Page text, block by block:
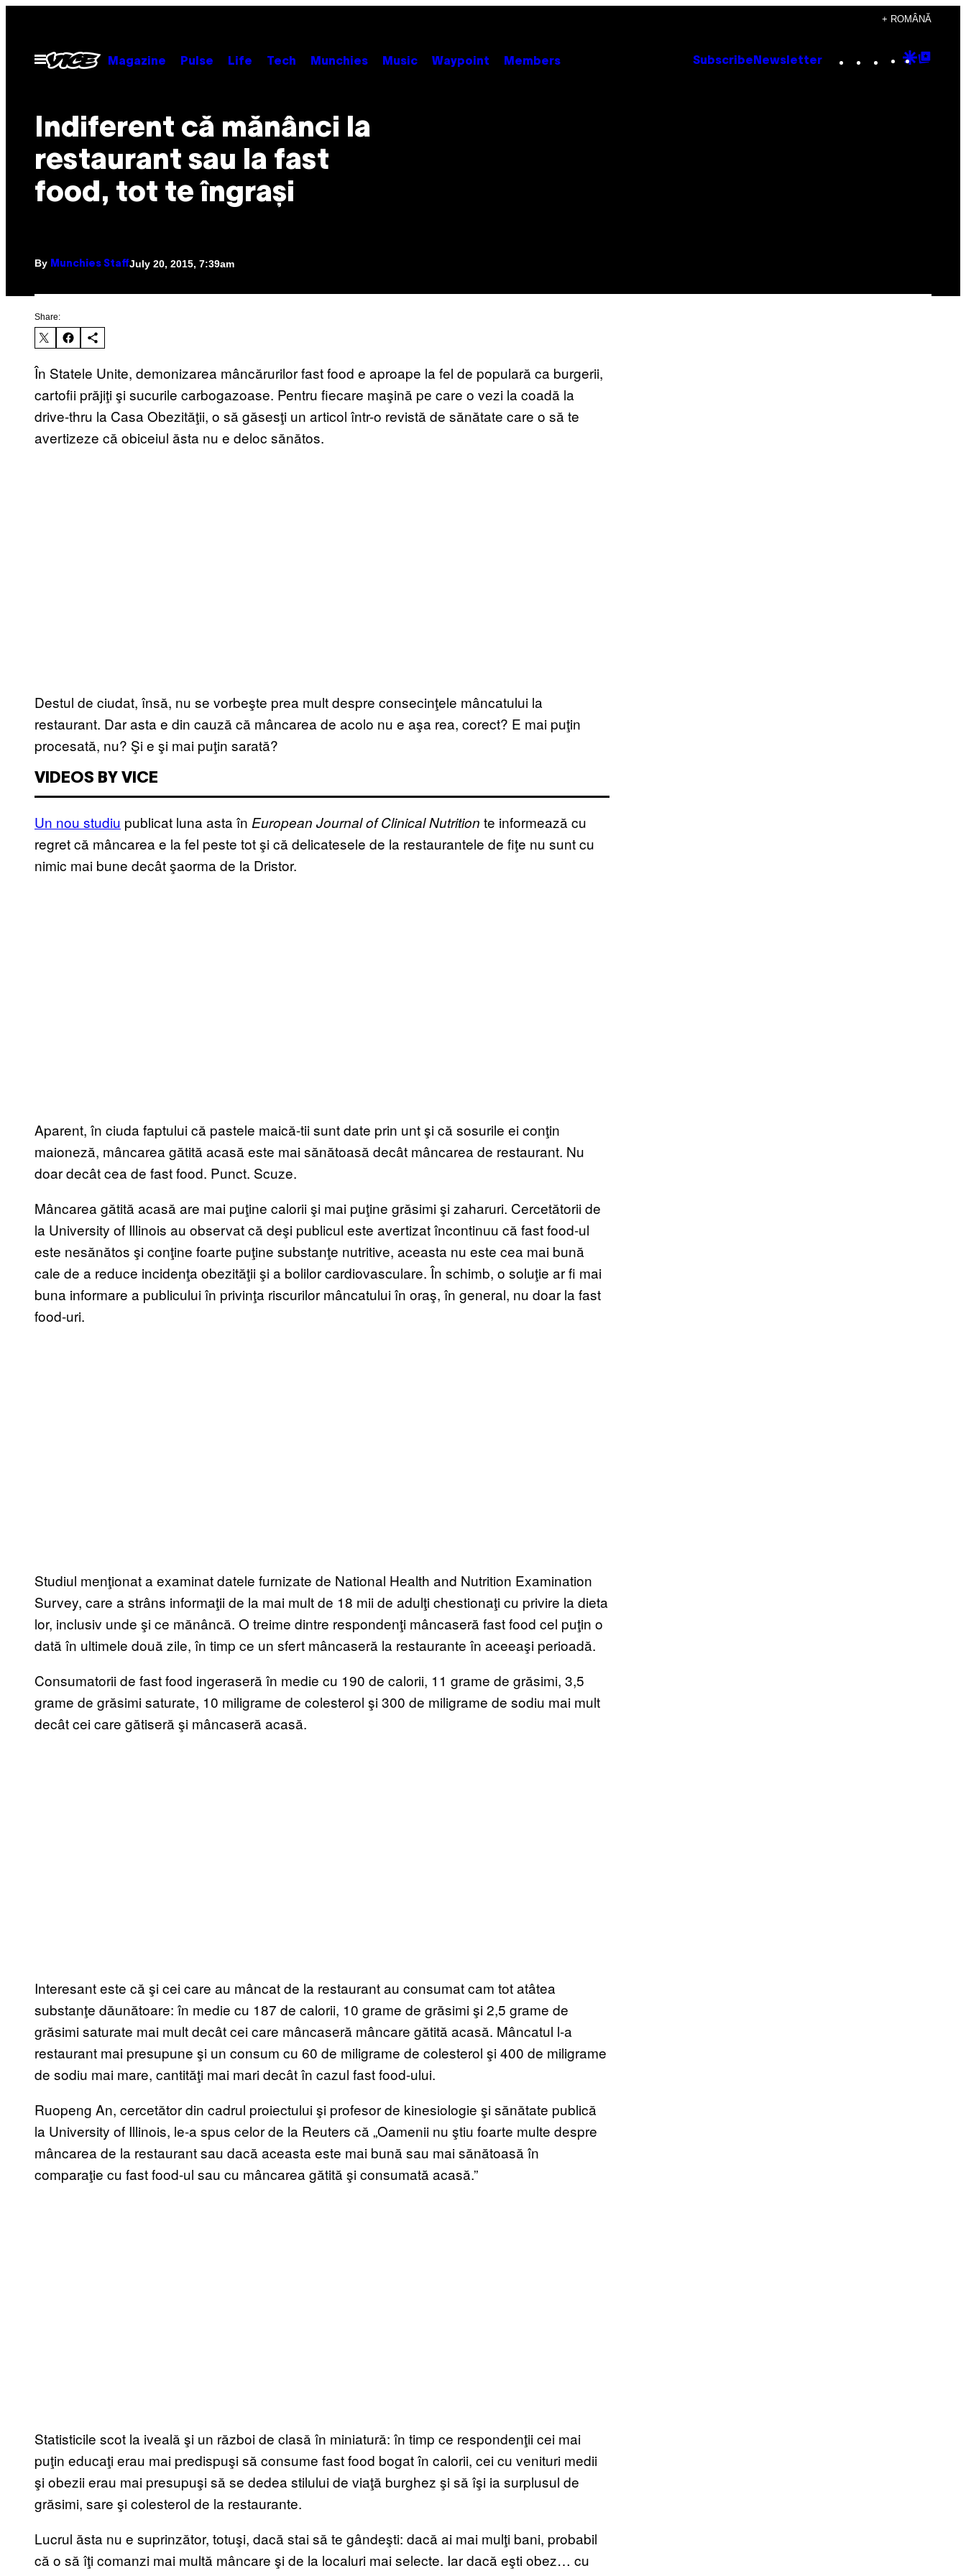
content
+ ROMÂNĂ
Open
Menu
Magazine Pulse Life Tech Munchies Music Waypoint Members Subscribe Newsletter Instagram
TikTok
YouTube
Google
Indiferent că mănânci la
restaurant sau la fast
food, tot te îngrași
By Munchies StaffJuly 20, 2015, 7:39am
Share:
În Statele Unite, demonizarea mâncărurilor fast food e aproape la fel de populară ca burgerii,
cartofii prăjiţi şi sucurile carbogazoase. Pentru fiecare maşină pe care o vezi la coadă la
drive-thru la Casa Obezităţii, o să găsesţi un articol într-o revistă de sănătate care o să te
avertizeze că obiceiul ăsta nu e deloc sănătos.
Destul de ciudat, însă, nu se vorbeşte prea mult despre consecinţele mâncatului la
restaurant. Dar asta e din cauză că mâncarea de acolo nu e aşa rea, corect? E mai puţin
procesată, nu? Şi e şi mai puţin sarată?
VIDEOS BY VICE
Un nou studiu publicat luna asta în European Journal of Clinical Nutrition te informează cu
regret că mâncarea e la fel peste tot şi că delicatesele de la restaurantele de fiţe nu sunt cu
nimic mai bune decât şaorma de la Dristor.
Aparent, în ciuda faptului că pastele maică-tii sunt date prin unt şi că sosurile ei conţin
maioneză, mâncarea gătită acasă este mai sănătoasă decât mâncarea de restaurant. Nu
doar decât cea de fast food. Punct. Scuze.
Mâncarea gătită acasă are mai puţine calorii şi mai puţine grăsimi şi zaharuri. Cercetătorii de
la University of Illinois au observat că deşi publicul este avertizat încontinuu că fast food-ul
este nesănătos şi conţine foarte puţine substanţe nutritive, aceasta nu este cea mai bună
cale de a reduce incidenţa obezităţii şi a bolilor cardiovasculare. În schimb, o soluţie ar fi mai
buna informare a publicului în privinţa riscurilor mâncatului în oraş, în general, nu doar la fast
food-uri.
Studiul menţionat a examinat datele furnizate de National Health and Nutrition Examination
Survey, care a strâns informaţii de la mai mult de 18 mii de adulţi chestionaţi cu privire la dieta
lor, inclusiv unde şi ce mănâncă. O treime dintre respondenţi mâncaseră fast food cel puţin o
dată în ultimele două zile, în timp ce un sfert mâncaseră la restaurante în aceeaşi perioadă.
Consumatorii de fast food ingeraseră în medie cu 190 de calorii, 11 grame de grăsimi, 3,5
grame de grăsimi saturate, 10 miligrame de colesterol şi 300 de miligrame de sodiu mai mult
decât cei care gătiseră şi mâncaseră acasă.
Interesant este că şi cei care au mâncat de la restaurant au consumat cam tot atâtea
substanţe dăunătoare: în medie cu 187 de calorii, 10 grame de grăsimi şi 2,5 grame de
grăsimi saturate mai mult decât cei care mâncaseră mâncare gătită acasă. Mâncatul l-a
restaurant mai presupune şi un consum cu 60 de miligrame de colesterol şi 400 de miligrame
de sodiu mai mare, cantităţi mai mari decât în cazul fast food-ului.
Ruopeng An, cercetător din cadrul proiectului şi profesor de kinesiologie şi sănătate publică
la University of Illinois, le-a spus celor de la Reuters că „Oamenii nu ştiu foarte multe despre
mâncarea de la restaurant sau dacă aceasta este mai bună sau mai sănătoasă în
comparaţie cu fast food-ul sau cu mâncarea gătită şi consumată acasă.”
Statisticile scot la iveală şi un război de clasă în miniatură: în timp ce respondenţii cei mai
puţin educaţi erau mai predispuşi să consume fast food bogat în calorii, cei cu venituri medii
şi obezii erau mai presupuşi să se dedea stilului de viaţă burghez şi să îşi ia surplusul de
grăsimi, sare şi colesterol de la restaurante.
Lucrul ăsta nu e suprinzător, totuşi, dacă stai să te gândeşti: dacă ai mai mulţi bani, probabil
că o să îţi comanzi mai multă mâncare şi de la localuri mai selecte. Iar dacă eşti obez… cu